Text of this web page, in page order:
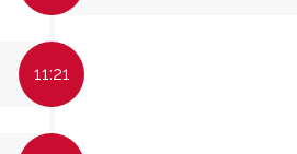
11:21